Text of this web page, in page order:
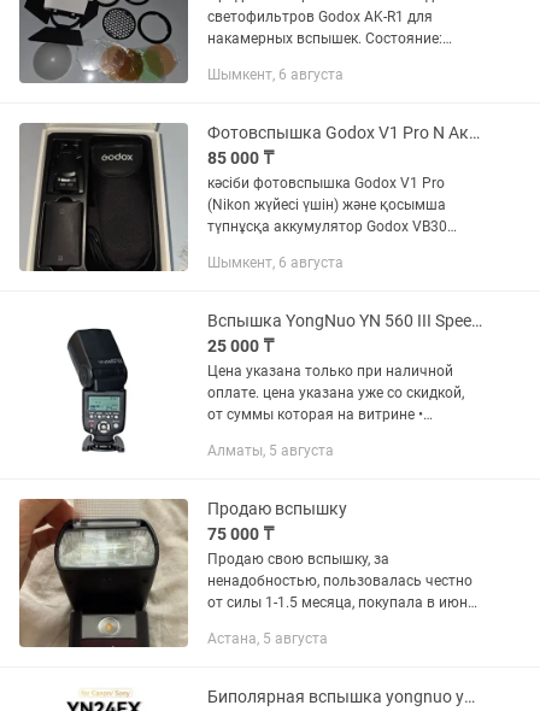
светофильтров Godox AK-R1 для
накамерных вспышек. Состояние:
рабочем состоянии. Комплект:
(сотовый...
Шымкент, 6 августа
Фотовспышка Godox V1 Pro N Аккумулятор Godox VB30
85 000 ₸
кәсіби фотовспышка Godox V1 Pro
(Nikon жүйесі үшін) және қосымша
түпнұсқа аккумулятор Godox VB30
жақсы, мінсіз атқарады. Лампасы
Шымкент, 6 августа
Вспышка YongNuo YN 560 III Speedlite Рассрочка Магазин Red Geek
25 000 ₸
Цена указана только при наличной
оплате. цена указана уже со скидкой,
от суммы которая на витрине •
Гарантия -30 дней • Вспышка YongNuo
Алматы, 5 августа
Продаю вспышку
75 000 ₸
Продаю свою вспышку, за
ненадобностью, пользовалась честно
от силы 1-1.5 месяца, покупала в июне,
идеальном состоянии Я уже не
и...
Астана, 5 августа
Биполярная вспышка yongnuo yn24ex